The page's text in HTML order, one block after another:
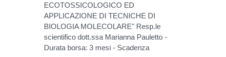
ECOTOSSICOLOGICO ED
APPLICAZIONE DI TECNICHE DI
BIOLOGIA MOLECOLARE" Resp.le
scientifico dott.ssa Marianna Pauletto -
Durata borsa: 3 mesi - Scadenza